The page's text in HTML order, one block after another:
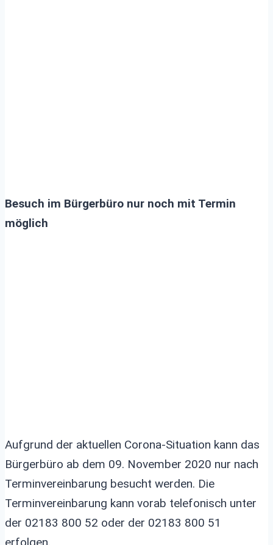
Besuch im Bürgerbüro nur noch mit Termin
möglich
Aufgrund der aktuellen Corona-Situation kann das
Bürgerbüro ab dem 09. November 2020 nur nach
Terminvereinbarung besucht werden. Die
Terminvereinbarung kann vorab telefonisch unter
der 02183 800 52 oder der 02183 800 51